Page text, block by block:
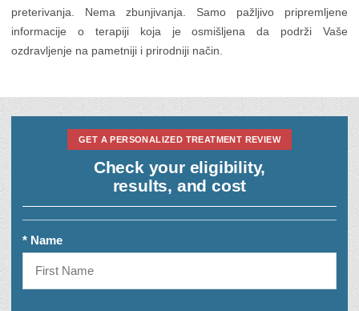
preterivanja. Nema zbunjivanja. Samo pažljivo pripremljene
informacije o terapiji koja je osmišljena da podrži Vaše
ozdravljenje na pametniji i prirodniji način.
GET A PERSONALIZED TREATMENT REVIEW
Check your eligibility,
results, and cost
* Name